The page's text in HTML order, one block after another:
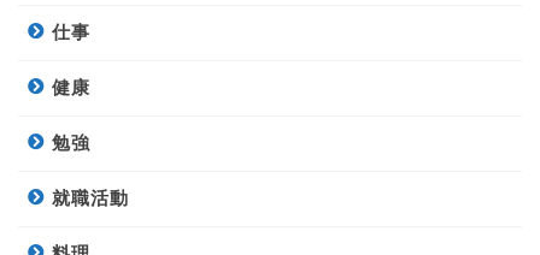
仕事
健康
勉強
就職活動